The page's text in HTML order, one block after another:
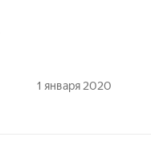
1 января 2020